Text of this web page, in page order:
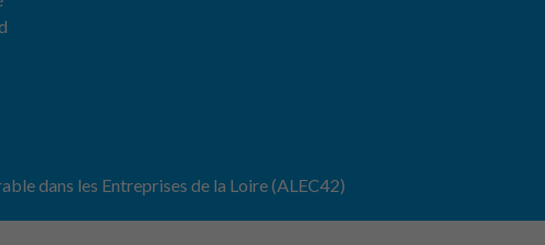
dans les Entreprises de la Loire (ALEC42)